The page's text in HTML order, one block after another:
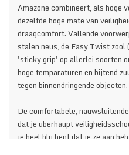
Amazone combineert, als hoge
dezelfde hoge mate van
draagcomfort. Vallende
stalen neus, de Easy Twist
'sticky grip' op allerlei soorten
hoge temparaturen en bijtend
tegen binnendringende objecten.
De comfortabele,
dat je überhaupt
je heel blij bent dat je ze aan